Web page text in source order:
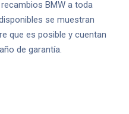
BMW a toda
se muestran
que es posible y cuentan
de garantía.